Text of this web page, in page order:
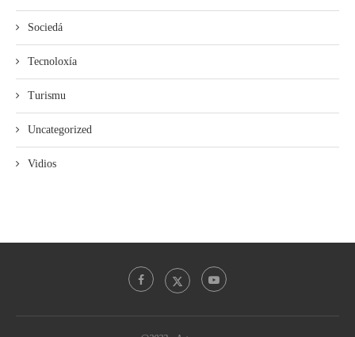
Sociedá
Tecnoloxía
Turismu
Uncategorized
Vidios